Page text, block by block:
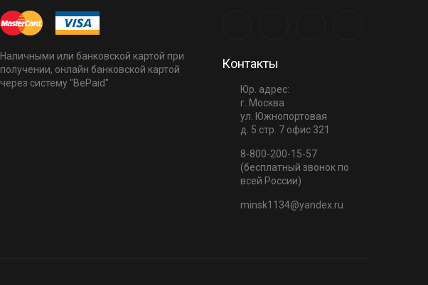
Наличными или банковской картой при
получении, онлайн банковской картой
через систему "BePaid"
Контакты
Юр. адрес:
г. Москва
ул. Южнопортовая
д. 5 стр. 7 офис 321
8-800-200-15-57
(бесплатный звонок по
всей России)
minsk1134@yandex.ru